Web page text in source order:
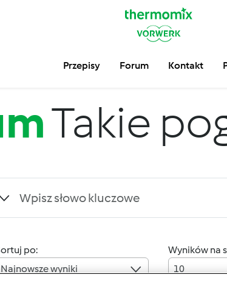
Przepisy Forum Kontakt
Takie
po:
Najnowsze wyniki
Wyników na
10